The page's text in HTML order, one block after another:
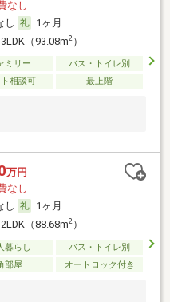
なし
し
1ヶ月
（93.08m2）
ミリー
バス・トイレ別
相談可 最上階
万円
なし
し
1ヶ月
（88.68m2）
暮らし
バス・トイレ別
部屋 オートロック付き